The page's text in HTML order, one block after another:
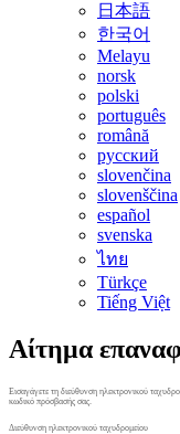
日本語
한국어
Melayu
norsk
polski
português
română
русский
slovenčina
slovenščina
español
svenska
ไทย
Türkçe
Tiếng Việt
Αίτημα
Εισαγάγετε τη διεύθυνση ηλεκτρονικού
κωδικό πρόσβασής σας.
Διεύθυνση ηλεκτρονικού ταχυδρομείου